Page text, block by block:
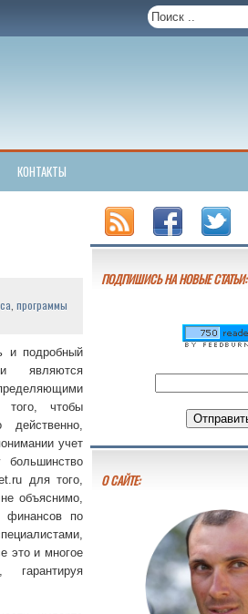
КОНТАКТЫ
программы
и подробный
являются
того, чтобы
действенно,
учет
большинство
для того,
объяснимо,
финансов по
это и многое
ПОДПИШИСЬ НА НОВЫЕ СТАТЬИ:
О САЙТЕ: